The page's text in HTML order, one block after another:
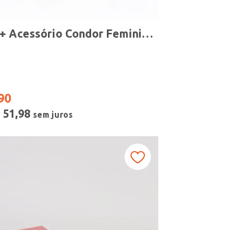
Relógio + Acessório Condor Feminino PRATA
51,98